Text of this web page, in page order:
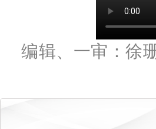
编辑、一审：徐